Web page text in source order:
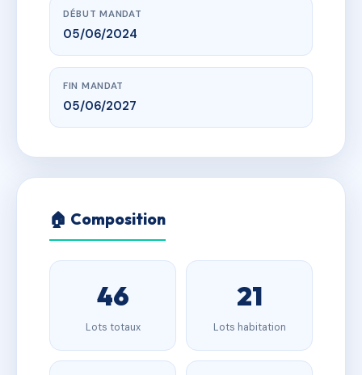
DÉBUT MANDAT
05/06/2024
FIN MANDAT
05/06/2027
🏠 Composition
46
Lots totaux
21
Lots habitation